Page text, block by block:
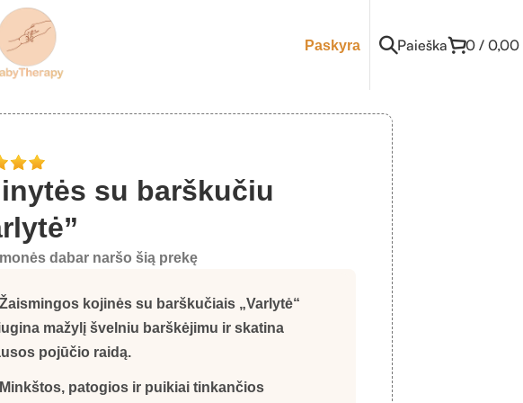
Paskyra Paieška 0 / 0,00
su barškučiu
dabar naršo šią prekę
kojinės su barškučiais „Varlytė“
mažylį švelniu barškėjimu ir skatina
pojūčio raidą.
patogios ir puikiai tinkančios